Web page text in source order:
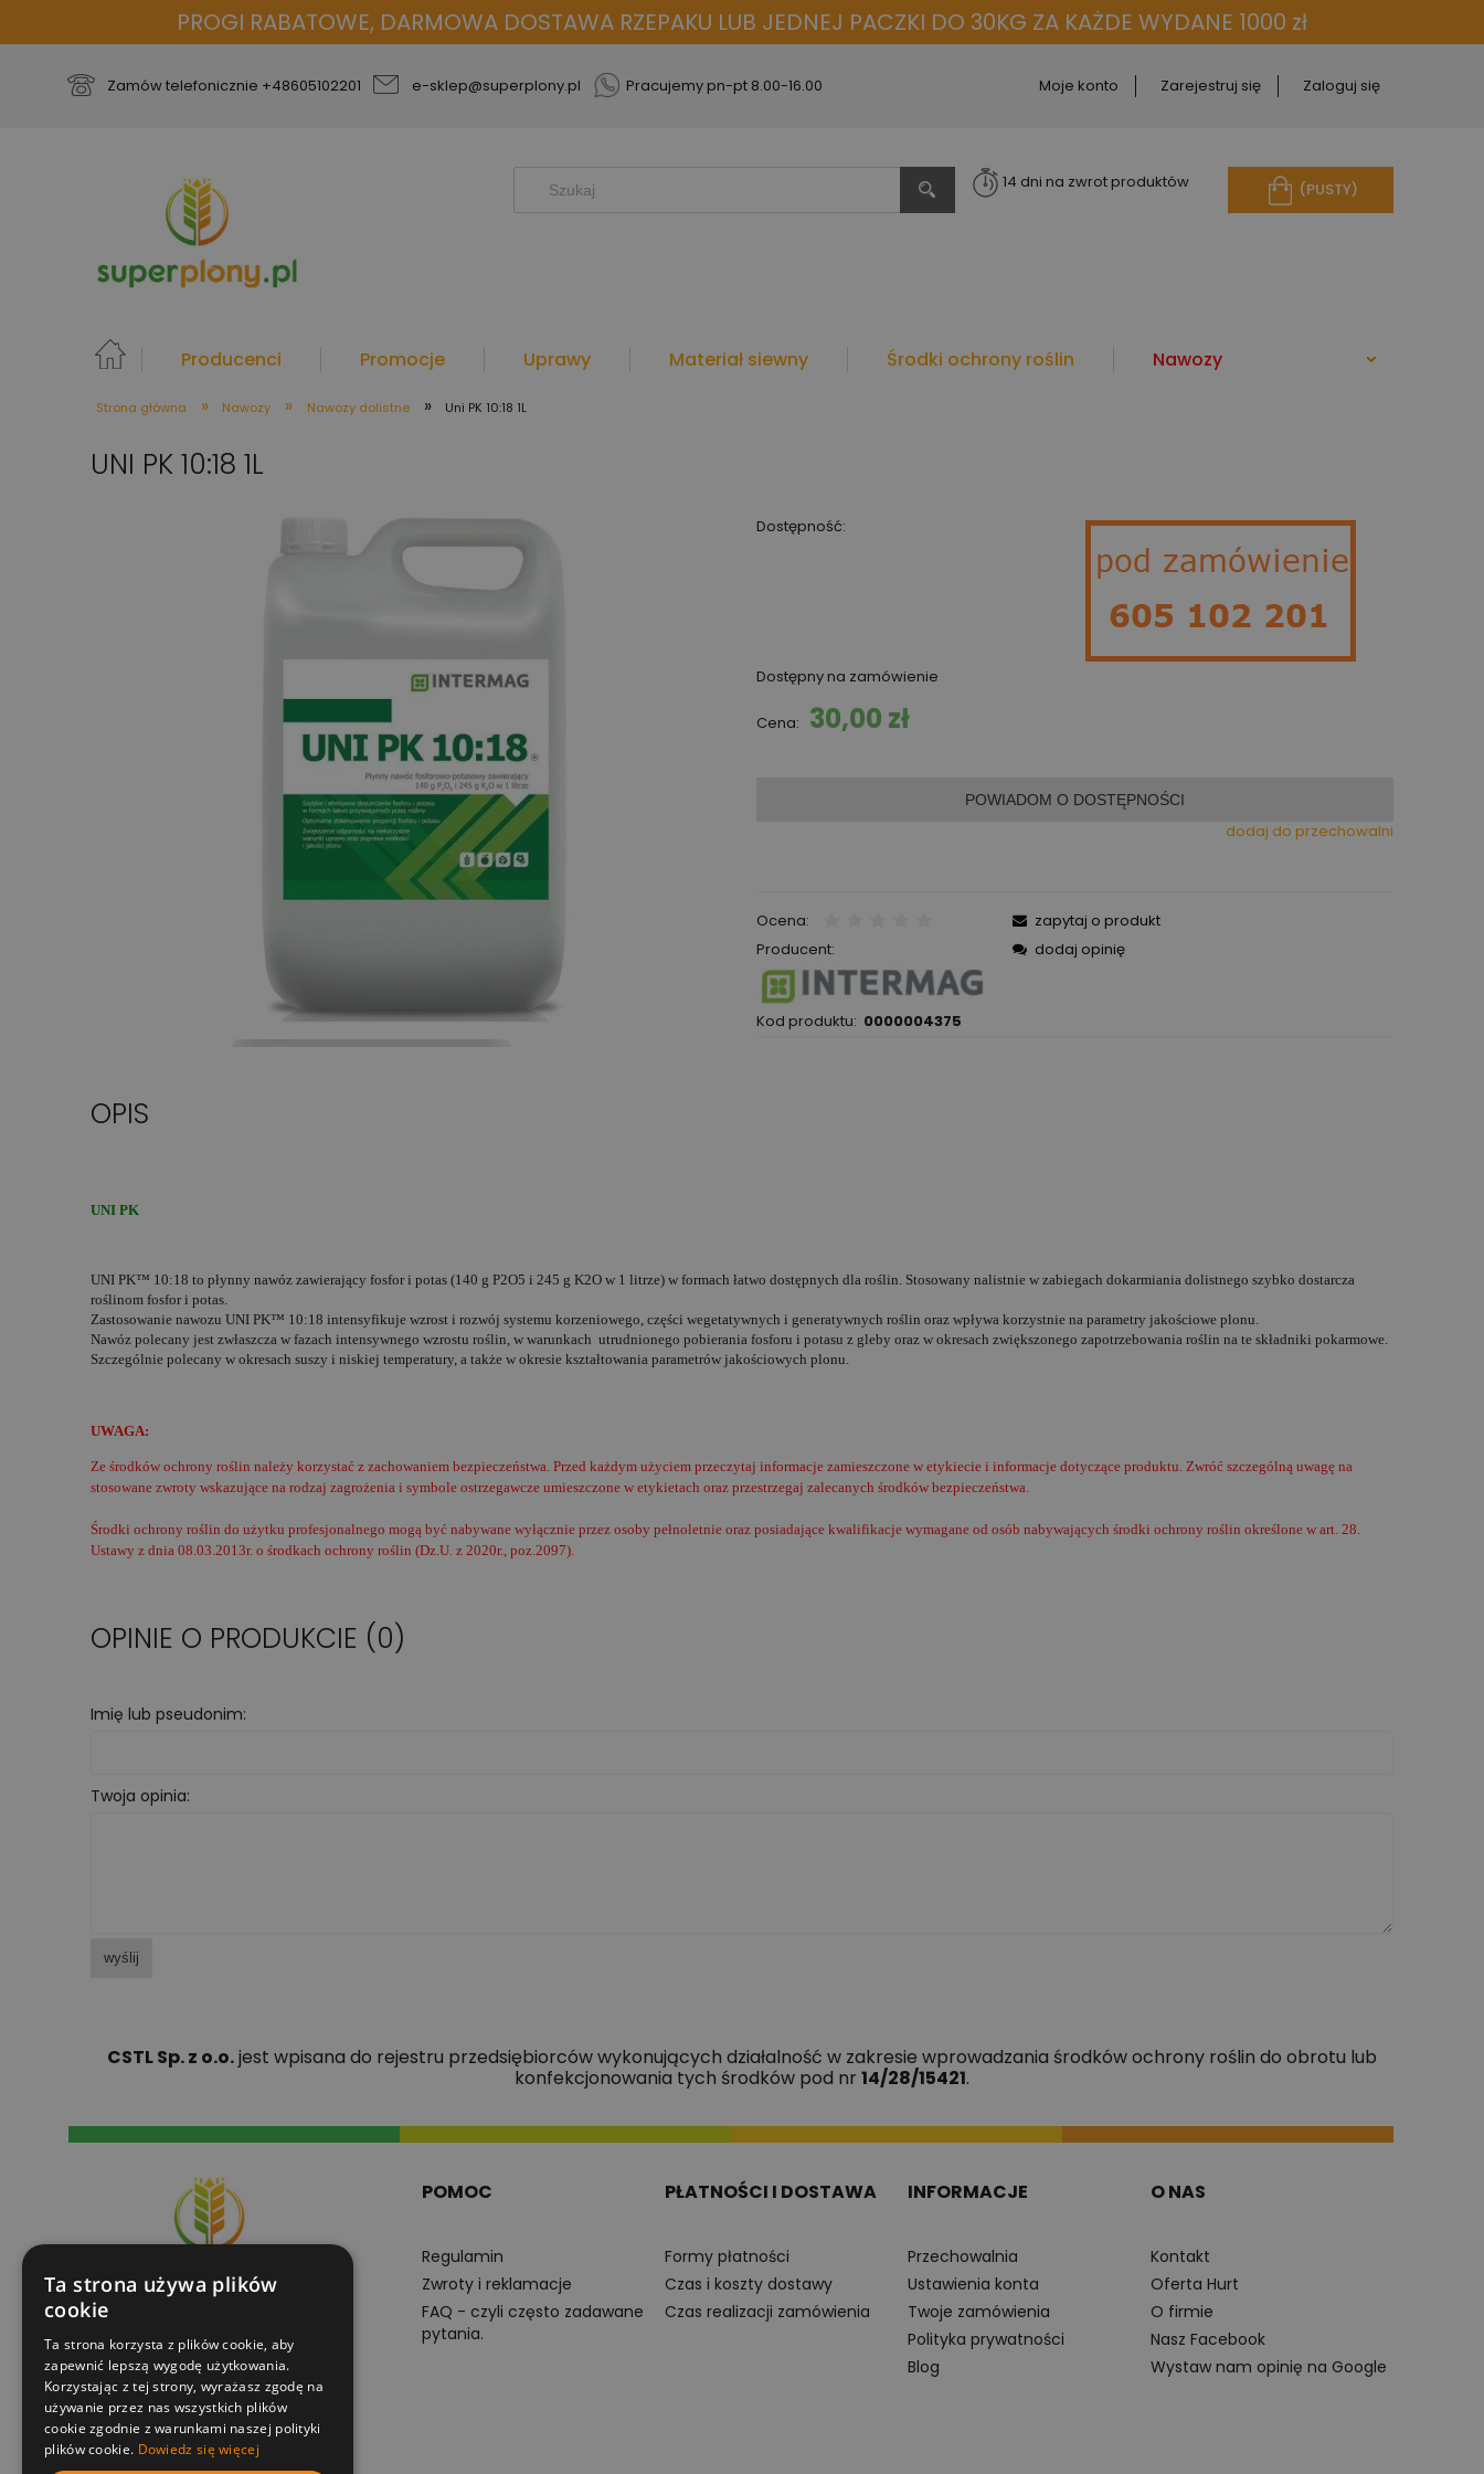
PROGI RABATOWE, DARMOWA DOSTAWA RZEPAKU LUB JEDNEJ PACZKI DO 30KG ZA KAŻDE WYDANE 1000 zł
Zamów telefonicznie +48605102201 e-sklep@superplony.pl Pracujemy pn-pt 8.00-16.00 Moje konto Zarejestruj się Zaloguj się
(PUSTY)
14 dni na zwrot produktów
Producenci Promocje Uprawy Materiał siewny Środki ochrony roślin Nawozy
więcej
Strona główna » Nawozy » Nawozy dolistne » Uni PK 10:18 1L
UNI PK 10:18 1L
Dostępność:
Dostępny na zamówienie
Cena: 30,00 zł
POWIADOM O DOSTĘPNOŚCI
dodaj do przechowalni
Ocena:
Producent:
Kod produktu: 0000004375
zapytaj o produkt
dodaj opinię
OPIS
UNI PK
UNI PK™ 10:18 to płynny nawóz zawierający fosfor i potas (140 g P2O5 i 245 g K2O w 1 litrze) w formach łatwo dostępnych dla roślin. Stosowany nalistnie w zabiegach dokarmiania dolistnego szybko dostarcza
roślinom fosfor i potas.
Zastosowanie nawozu UNI PK™ 10:18 intensyfikuje wzrost i rozwój systemu korzeniowego, części wegetatywnych i generatywnych roślin oraz wpływa korzystnie na parametry jakościowe plonu.
Nawóz polecany jest zwłaszcza w fazach intensywnego wzrostu roślin, w warunkach utrudnionego pobierania fosforu i potasu z gleby oraz w okresach zwiększonego zapotrzebowania roślin na te składniki pokarmowe.
Szczególnie polecany w okresach suszy i niskiej temperatury, a także w okresie kształtowania parametrów jakościowych plonu.
UWAGA:
Ze środków ochrony roślin należy korzystać z zachowaniem bezpieczeństwa. Przed każdym użyciem przeczytaj informacje zamieszczone w etykiecie i informacje dotyczące produktu. Zwróć szczególną uwagę na
stosowane zwroty wskazujące na rodzaj zagrożenia i symbole ostrzegawcze umieszczone w etykietach oraz przestrzegaj zalecanych środków bezpieczeństwa.
Środki ochrony roślin do użytku profesjonalnego mogą być nabywane wyłącznie przez osoby pełnoletnie oraz posiadające kwalifikacje wymagane od osób nabywających środki ochrony roślin określone w art. 28.
Ustawy z dnia 08.03.2013r. o środkach ochrony roślin (Dz.U. z 2020r., poz.2097).
OPINIE O PRODUKCIE (0)
Imię lub pseudonim:
Twoja opinia:
wyślij
CSTL Sp. z o.o.jest wpisana do rejestru przedsiębiorców wykonujących działalność w zakresie wprowadzania środków ochrony roślin do obrotu lub
konfekcjonowania tych środków pod nr 14/28/15421.
+48605102201
pn-pt 8:00-16:00
e-sklep@superplony.pl
POMOC
Regulamin
Zwroty i reklamacje
FAQ - czyli często zadawane
pytania.
PŁATNOŚCI I DOSTAWA
Formy płatności
Czas i koszty dostawy
Czas realizacji zamówienia
INFORMACJE
Przechowalnia
Ustawienia konta
Twoje zamówienia
Polityka prywatności
Blog
O NAS
Kontakt
Oferta Hurt
O firmie
Nasz Facebook
Wystaw nam opinię na Google
Ta strona używa plików
cookie
Ta strona korzysta z plików cookie, aby
zapewnić lepszą wygodę użytkowania.
Korzystając z tej strony, wyrażasz zgodę na
używanie przez nas wszystkich plików
cookie zgodnie z warunkami naszej polityki
plików cookie. Dowiedz się więcej